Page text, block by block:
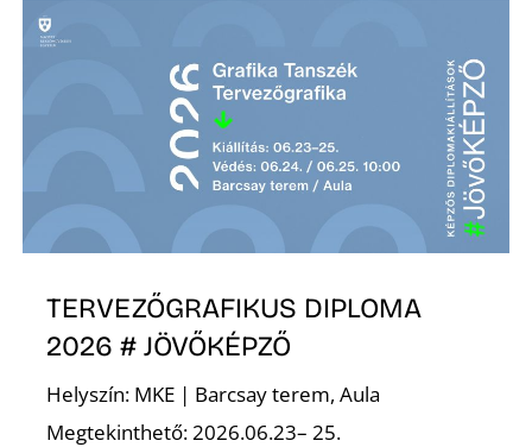
TERVEZŐGRAFIKUS DIPLOMA
2026 # JÖVŐKÉPZŐ
Helyszín: MKE | Barcsay terem, Aula
Megtekinthető: 2026.06.23– 25.